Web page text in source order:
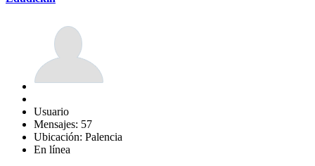
Usuario
Mensajes: 57
Ubicación: Palencia
En línea